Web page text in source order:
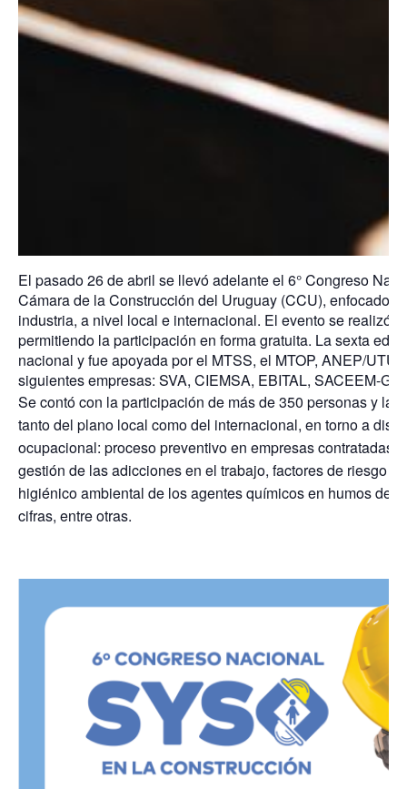
El pasado 26 de abril se llevó adelante el 6° Congreso
Cámara de la Construcción del Uruguay (CCU), enfocado
industria, a nivel local e internacional. El evento se realizó
permitiendo la participación en forma gratuita. La sexta
nacional y fue apoyada por el MTSS, el MTOP, ANEP/
siguientes empresas: SVA, CIEMSA, EBITAL, SACEEM-
Se contó con la participación de más de 350 personas y la
tanto del plano local como del internacional, en torno a
ocupacional: proceso preventivo en empresas
gestión de las adicciones en el trabajo, factores de riesgo
higiénico ambiental de los agentes químicos en humos de
cifras, entre otras.